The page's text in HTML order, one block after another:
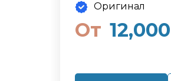
Оригинал
От 12,000